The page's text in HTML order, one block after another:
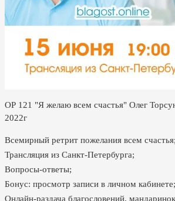
ОР 121 "Я желаю всем счастья" Олег
2022г
Всемирный ретрит пожелания всем счастья;
Трансляция из Санкт-Петербурга;
Вопросы-ответы;
Бонус: просмотр записи в личном кабинете;
Онлайн-раздача благословений,